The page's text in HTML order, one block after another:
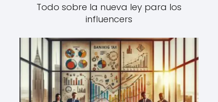
Todo sobre la nueva ley para los
influencers